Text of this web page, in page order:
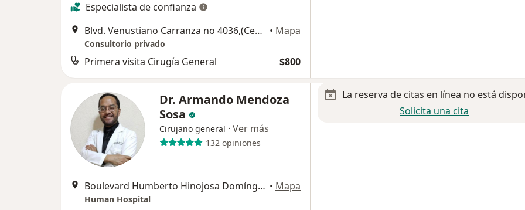
Especialista de confianza
Blvd. Venustiano Carranza no 4036,(Centro Hospitalario la Concepción) Torre II de Especialidades , consultorio 46-E, Saltillo
• Mapa
Consultorio privado
Primera visita Cirugía General $800
Dr. Armando Mendoza
Sosa
Cirujano general · Ver más
132 opiniones
Boulevard Humberto Hinojosa Domínguez 462, Saltillo • Mapa
Human Hospital
La reserva de citas en línea no está
Solicita una cita